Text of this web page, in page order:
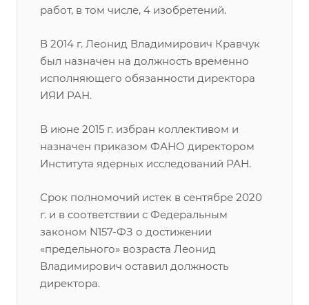
работ, в том числе, 4 изобретений.
В 2014 г. Леонид Владимирович Кравчук
был назначен на должность временно
исполняющего обязанности директора
ИЯИ РАН.
В июне 2015 г. избран коллективом и
назначен приказом ФАНО директором
Института ядерных исследований РАН.
Срок полномочий истек в сентябре 2020
г. и в соответствии с Федеральным
законом N157-ФЗ о достижении
«предельного» возраста Леонид
Владимирович оставил должность
директора.